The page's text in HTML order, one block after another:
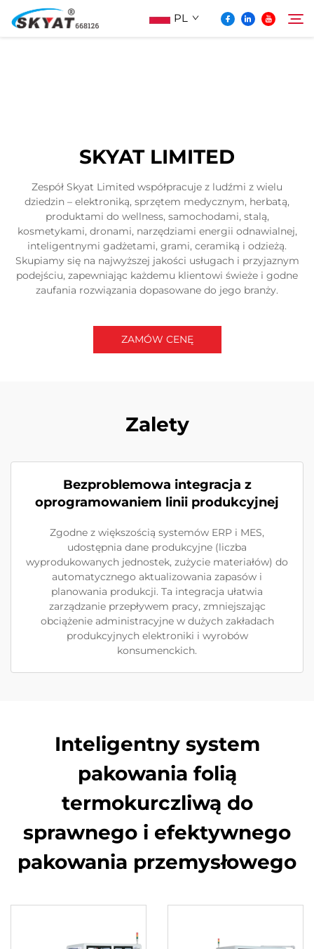
PL
Wideo I Zastosowanie
Projektowanie
Skontaktuj się z nami
SKYAT LIMITED
Zespół Skyat Limited współpracuje z ludźmi z wielu
dziedzin – elektroniką, sprzętem medycznym, herbatą,
produktami do wellness, samochodami, stalą,
kosmetykami, dronami, narzędziami energii odnawialnej,
inteligentnymi gadżetami, grami, ceramiką i odzieżą.
Skupiamy się na najwyższej jakości usługach i przyjaznym
podejściu, zapewniając każdemu klientowi świeże i godne
zaufania rozwiązania dopasowane do jego branży.
ZAMÓW CENĘ
Zalety
Bezproblemowa integracja z
oprogramowaniem linii produkcyjnej
Zgodne z większością systemów ERP i MES,
udostępnia dane produkcyjne (liczba
wyprodukowanych jednostek, zużycie materiałów) do
automatycznego aktualizowania zapasów i
planowania produkcji. Ta integracja ułatwia
zarządzanie przepływem pracy, zmniejszając
obciążenie administracyjne w dużych zakładach
produkcyjnych elektroniki i wyrobów
konsumenckich.
Inteligentny system
pakowania folią
termokurczliwą do
sprawnego i efektywnego
pakowania przemysłowego